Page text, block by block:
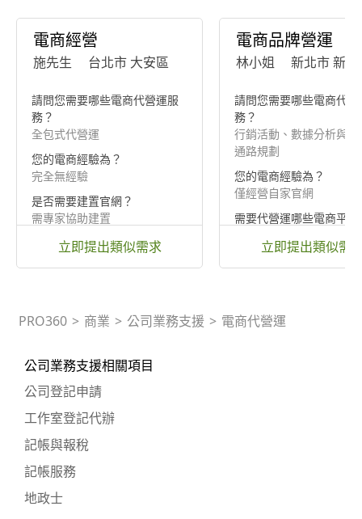
電商經營
施先生 台北市 大安區
請問您需要哪些電商代營運服
務？
全包式代營運
您的電商經驗為？
完全無經驗
是否需要建置官網？
需專家協助建置
立即提出類似需求
電商品牌營運
林小姐 新北市 新莊
請問您需要哪些電商代營
務？
行銷活動、數據分析與優
通路規劃
您的電商經驗為？
僅經營自家官網
需要代營運哪些電商平台
立即提出類似需
PRO360 > 商業 > 公司業務支援 > 電商代營運
公司業務支援相關項目
公司登記申請
工作室登記代辦
記帳與報稅
記帳服務
地政士